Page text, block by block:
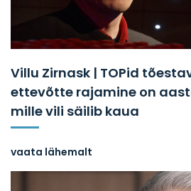
Villu Zirnask | TOPid
ettevõtte rajamine on
mille vili säilib kaua
vaata lähemalt